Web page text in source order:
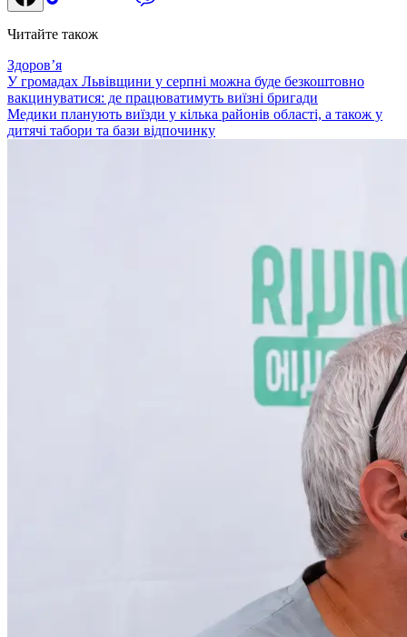
Читайте також
Здоровʼя
У громадах Львівщини у серпні можна буде безкоштовно
вакцинуватися: де працюватимуть виїзні бригади
Медики планують виїзди у кілька районів області, а також у
дитячі табори та бази відпочинку